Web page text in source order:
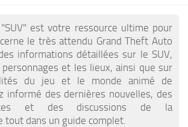
est votre ressource ultime pour
le très attendu Grand Theft Auto
informations détaillées sur le SUV,
et les lieux, ainsi que sur
du jeu et le monde animé de
informé des dernières nouvelles, des
et des discussions de la
tout dans un guide complet.